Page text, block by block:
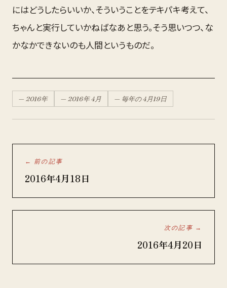
にはどうしたらいいか、そういうことをテキパキ考えて、
ちゃんと実行していかねばなあと思う。そう思いつつ、な
かなかできないのも人間というものだ。
— 2016年 — 2016年4月 — 毎年の4月19日
← 前の記事
2016年4月18日
次の記事 →
2016年4月20日